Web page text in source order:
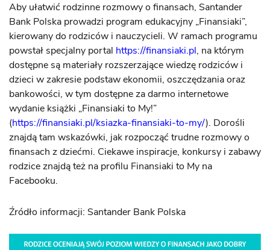
Aby ułatwić rodzinne rozmowy o finansach, Santander
Bank Polska prowadzi program edukacyjny „Finansiaki”,
kierowany do rodziców i nauczycieli. W ramach programu
powstał specjalny portal https://finansiaki.pl, na którym
dostępne są materiały rozszerzające wiedzę rodziców i
dzieci w zakresie podstaw ekonomii, oszczędzania oraz
bankowości, w tym dostępne za darmo internetowe
wydanie książki „Finansiaki to My!”
(https://finansiaki.pl/ksiazka-finansiaki-to-my/). Dorośli
znajdą tam wskazówki, jak rozpocząć trudne rozmowy o
finansach z dziećmi. Ciekawe inspiracje, konkursy i zabawy
rodzice znajdą też na profilu Finansiaki to My na
Facebooku.
Źródło informacji: Santander Bank Polska